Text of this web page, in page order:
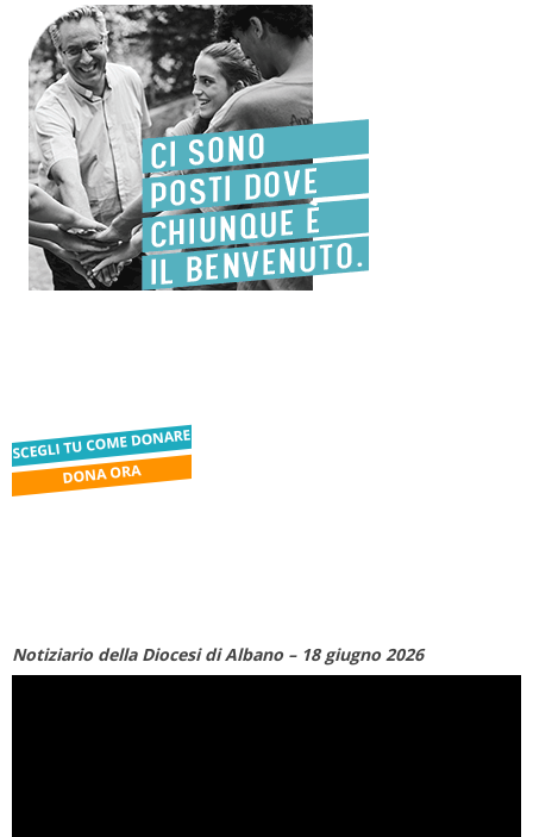
Notiziario della Diocesi di Albano – 18 giugno 2026